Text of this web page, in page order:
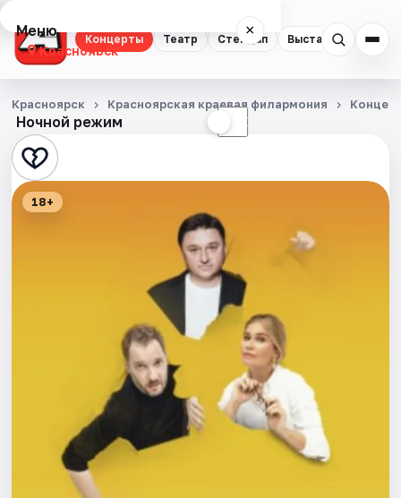
Концерты Театр Стендап Выставки
Меню ×
Красноярск
Концерты
Театр
Стендап
Города
Площадки
Ночной режим ☾
Красноярск Красноярская краевая филармония
18+